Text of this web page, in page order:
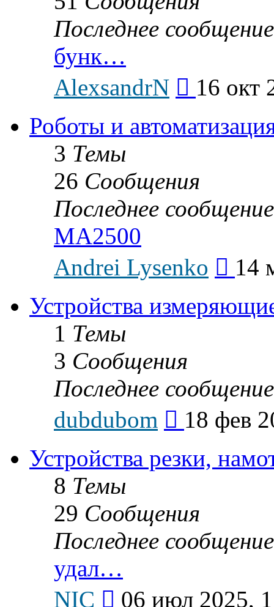
Последнее сообщение
бунк…
AlexsandrN
последнему
16 окт
Роботы и
3 Темы
26 Сообщения
Последнее сообщение
MA2500
Andrei Lysenko
14
Устройства
1 Темы
3 Сообщения
Последнее сообщение
dubdubom
последнему
18 фев
Устройства резки,
8 Темы
29 Сообщения
Последнее сообщение
удал…
NIC
06 июл 2025,